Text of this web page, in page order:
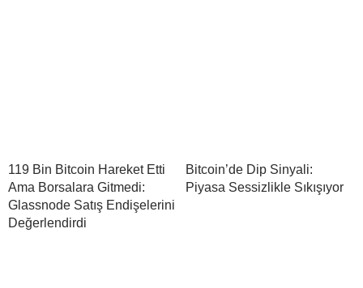
119 Bin Bitcoin Hareket Etti
Ama Borsalara Gitmedi:
Glassnode Satış Endişelerini
Değerlendirdi
Bitcoin’de Dip Sinyali:
Piyasa Sessizlikle Sıkışıyor